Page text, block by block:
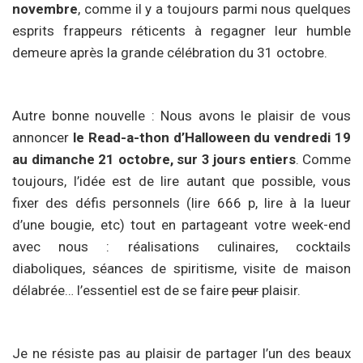
novembre, comme il y a toujours parmi nous quelques
esprits frappeurs réticents à regagner leur humble
demeure après la grande célébration du 31 octobre.
Autre bonne nouvelle : Nous avons le plaisir de vous
annoncer le Read-a-thon d’Halloween du vendredi 19
au dimanche 21 octobre, sur 3 jours entiers. Comme
toujours, l’idée est de lire autant que possible, vous
fixer des défis personnels (lire 666 p, lire à la lueur
d’une bougie, etc) tout en partageant votre week-end
avec nous : réalisations culinaires, cocktails
diaboliques, séances de spiritisme, visite de maison
délabrée… l’essentiel est de se faire peur plaisir.
Je ne résiste pas au plaisir de partager l’un des beaux